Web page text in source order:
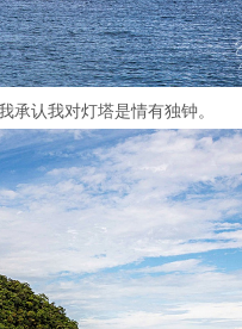
承认我对灯塔是情有独钟。